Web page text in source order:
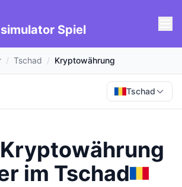
Spiel
/ Tschad / Kryptowährung
Tschad
im Tschad